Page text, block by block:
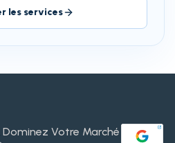
les services
Votre Marché